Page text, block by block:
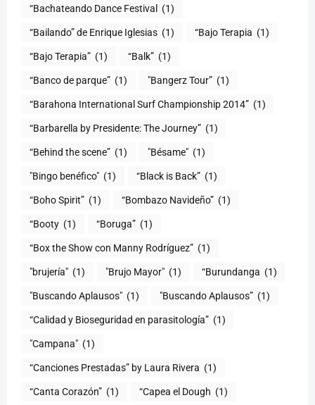
“Bachateando Dance Festival (1)
“Bailando” de Enrique Iglesias (1) “Bajo Terapia (1)
“Bajo Terapia” (1) “Balk” (1)
“Banco de parque” (1) "Bangerz Tour” (1)
“Barahona International Surf Championship 2014” (1)
“Barbarella by Presidente: The Journey” (1)
“Behind the scene” (1) "Bésame" (1)
"Bingo benéfico" (1) “Black is Back” (1)
“Boho Spirit” (1) “Bombazo Navideño” (1)
“Booty (1) “Boruga” (1)
“Box the Show con Manny Rodríguez” (1)
"brujería" (1) "Brujo Mayor" (1) “Burundanga (1)
"Buscando Aplausos" (1) "Buscando Aplausos” (1)
(1)
"Campana" (1)
“Canciones Prestadas” by Laura Rivera (1)
“Canta Corazón” (1) “Capea el Dough (1)